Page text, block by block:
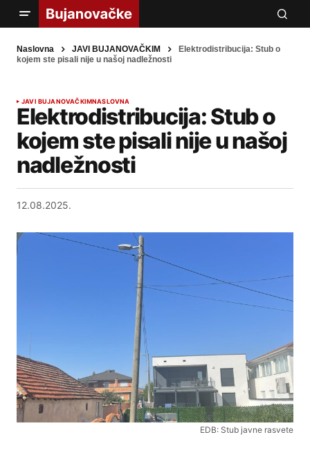
Naslovna JAVI BUJANOVAČKIM
Elektrodistribucija: Stub o
kojem ste pisali nije u našoj nadležnosti
JAVI BUJANOVAČKIMNASLOVNA
Elektrodistribucija: Stub o
kojem ste pisali nije u našoj
nadležnosti
12.08.2025.
EDB: Stub javne rasvete